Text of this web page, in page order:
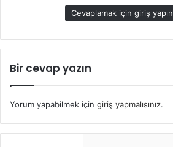
k
i
Cevaplamak için giriş yapın
Bir cevap yazın
Yorum yapabilmek için giriş yapmalısınız.